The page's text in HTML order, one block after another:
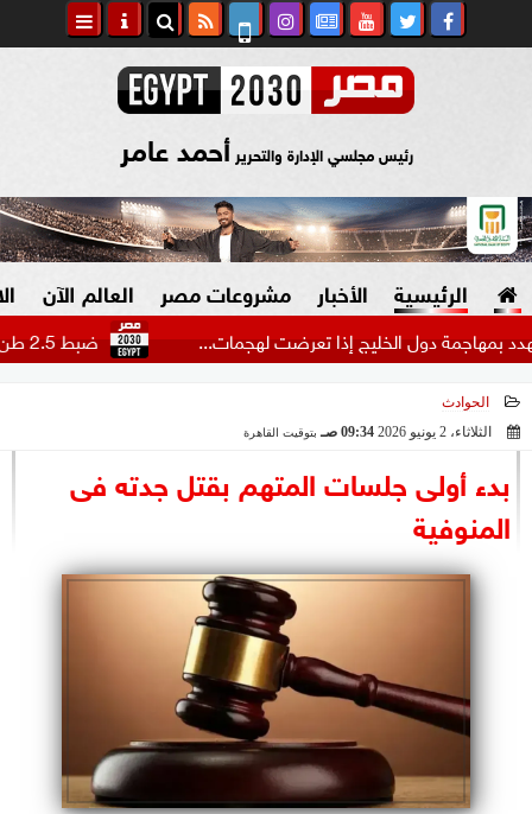
رئيس مجلسي الإدارة والتحرير أحمد عامر
الرئيسية الأخبار
السياسة
الرئاسة
البرلمان
مشروعات مصر العالم الآن
ضبط 2.5 طن هيدرو بـ1.4 مليار جنيه في مزرعتين بالإسماعيلية دول الخليج إذا تعرضت لهجمات...
الحوادث
الثلاثاء، 2 يونيو 2026
09:34 صـ بتوقيت القاهرة
بدء أولى جلسات المتهم بقتل جدته فى
المنوفية